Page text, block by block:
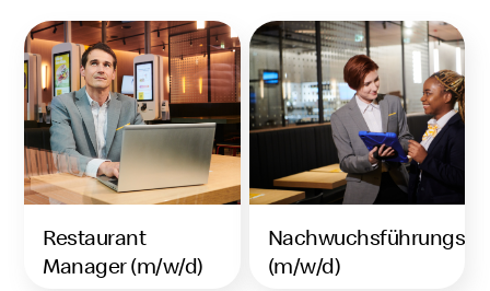
Restaurant
Manager (m/w/d)
(m/w/d)